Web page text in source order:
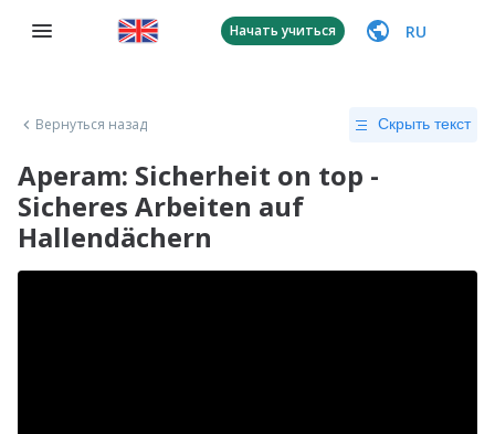
Начать учиться RU
Вернуться назад Скрыть текст
Aperam: Sicherheit on top -
Sicheres Arbeiten auf
Hallendächern